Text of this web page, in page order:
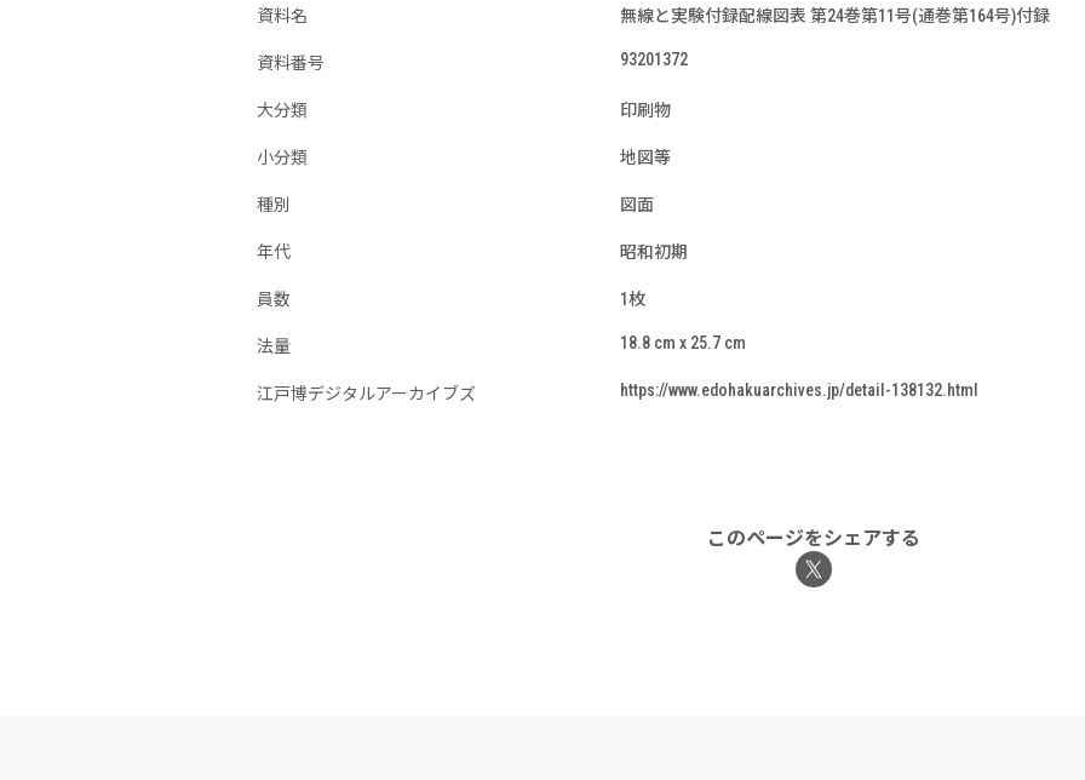
資料名 無線と実験付録配線図表 第24巻第11号(通巻第164号)付録
資料番号 93201372
大分類 印刷物
小分類 地図等
種別 図面
年代 昭和初期
員数 1枚
法量 18.8 cm x 25.7 cm
江戸博デジタルアーカイブズ https://www.edohakuarchives.jp/detail-138132.html
このページをシェアする